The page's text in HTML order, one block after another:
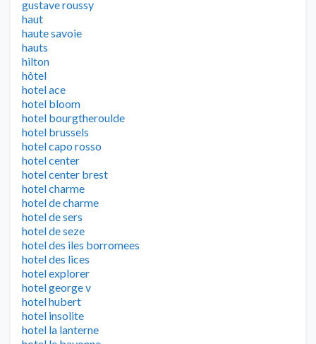
gustave roussy
haut
haute savoie
hauts
hilton
hôtel
hotel ace
hotel bloom
hotel bourgtheroulde
hotel brussels
hotel capo rosso
hotel center
hotel center brest
hotel charme
hotel de charme
hotel de sers
hotel de seze
hotel des iles borromees
hotel des lices
hotel explorer
hotel george v
hotel hubert
hotel insolite
hotel la lanterne